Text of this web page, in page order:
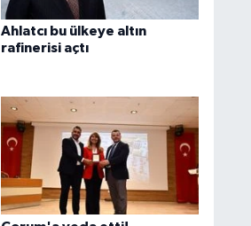
Ahlatcı bu ülkeye altın
rafinerisi açtı